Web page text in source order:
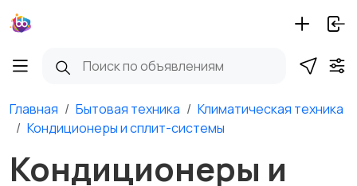
Главная Бытовая техника
Климатическая техника
Кондиционеры и сплит-системы
Кондиционеры и